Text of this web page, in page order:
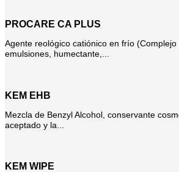
PROCARE CA PLUS
Agente reológico catiónico en frío
emulsiones, humectante,...
KEM EHB
Mezcla de Benzyl Alcohol, conservante
aceptado y la...
KEM WIPE